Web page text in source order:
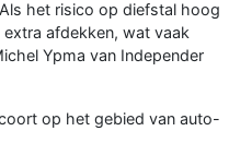
het risico op diefstal hoog
afdekken, wat vaak
Ypma van Independer
op het gebied van auto-